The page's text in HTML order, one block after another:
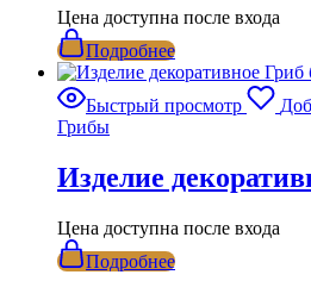
Цена доступна после входа
Подробнее
Быстрый просмотр
Грибы
Изделие
Цена доступна после входа
Подробнее